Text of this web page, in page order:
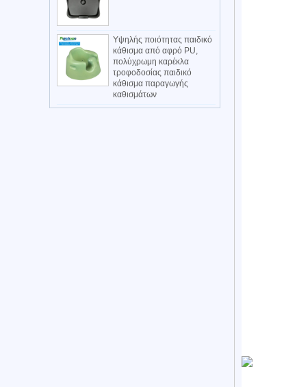
Υψηλής ποιότητας παιδικό
κάθισμα από αφρό PU,
πολύχρωμη καρέκλα
τροφοδοσίας παιδικό
κάθισμα παραγωγής
καθισμάτων